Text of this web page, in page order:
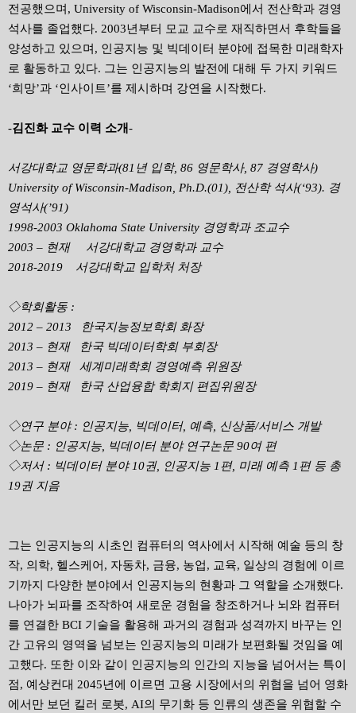
전공했으며, University of Wisconsin-Madison에서 전산학과 경영
석사를 졸업했다. 2003년부터 모교 교수로 재직하면서 후학들을
양성하고 있으며, 인공지능 및 빅데이터 분야에 접목한 미래학자
로 활동하고 있다. 그는 인공지능의 발전에 대해 두 가지 키워드
‘희망’과 ‘인사이트’를 제시하며 강연을 시작했다.
-김진화 교수 이력 소개-
서강대학교 영문학과(81년 입학, 86 영문학사, 87 경영학사)
University of Wisconsin-Madison, Ph.D.(01), 전산학 석사(‘93). 경
영석사(’91)
1998-2003 Oklahoma State University 경영학과 조교수
2003 – 현재 서강대학교 경영학과 교수
2018-2019 서강대학교 입학처 처장
◇학회활동 :
2012 – 2013 한국지능정보학회 화장
2013 – 현재 한국 빅데이터학회 부회장
2013 – 현재 세계미래학회 경영예측 위원장
2019 – 현재 한국 산업융합 학회지 편집위원장
◇연구 분야 : 인공지능, 빅데이터, 예측, 신상품/서비스 개발
◇논문 : 인공지능, 빅데이터 분야 연구논문 90여 편
◇저서 : 빅데이터 분야 10권, 인공지능 1편, 미래 예측 1편 등 총
19권 지음
그는 인공지능의 시초인 컴퓨터의 역사에서 시작해 예술 등의 창
작, 의학, 헬스케어, 자동차, 금융, 농업, 교육, 일상의 경험에 이르
기까지 다양한 분야에서 인공지능의 현황과 그 역할을 소개했다.
나아가 뇌파를 조작하여 새로운 경험을 창조하거나 뇌와 컴퓨터
를 연결한 BCI 기술을 활용해 과거의 경험과 성격까지 바꾸는 인
간 고유의 영역을 넘보는 인공지능의 미래가 보편화될 것임을 예
고했다. 또한 이와 같이 인공지능의 인간의 지능을 넘어서는 특이
점, 예상컨대 2045년에 이르면 고용 시장에서의 위협을 넘어 영화
에서만 보던 킬러 로봇, AI의 무기화 등 인류의 생존을 위협할 수